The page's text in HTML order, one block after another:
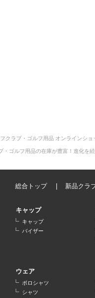
クラブ・ゴルフ用品 オンラインシ
・ゴルフ用品の在庫が豊富！進化を
総合トップ 新品クラ
キャップ
キャップ
バイザー
ウェア
ポロシャツ
シャツ